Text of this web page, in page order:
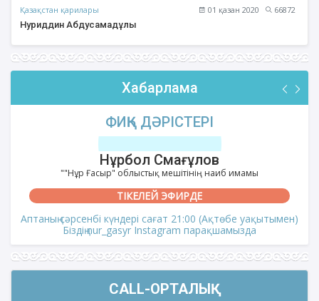
Қазақстан қарилары 01 қазан 2020
66872
Нуриддин Абдусамадұлы
Хабарлама
ФИҚҺ ДӘРІСТЕРІ
Нұрбол Смағұлов
""Нұр Ғасыр" облыстық мешітінің наиб имамы
ТІКЕЛЕЙ ЭФИРДЕ
Аптаның сәрсенбі күндері сағат 21:00 (Ақтөбе уақытымен)
Біздің nur_gasyr Instagram парақшамызда
CALL-ОРТАЛЫҚ